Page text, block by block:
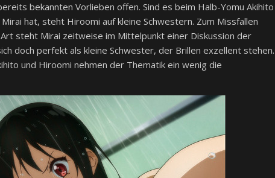
bekannten Vorlieben offen. Sind es beim Halb-Yomu Akihito
hat, steht Hiroomi auf kleine Schwestern. Zum Missfallen
steht Mirai zeitweise im Mittelpunkt einer Diskussion der
doch perfekt als kleine Schwester, der Brillen exzellent stehen.
und Hiroomi nehmen der Thematik ein wenig die